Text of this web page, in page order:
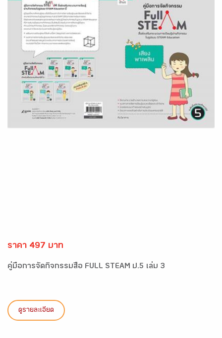
ราคา 497 บาท
คู่มือการจัดกิจกรรมสื่อ FULL STEAM ป.5 เล่ม 3
ดูรายละเอียด